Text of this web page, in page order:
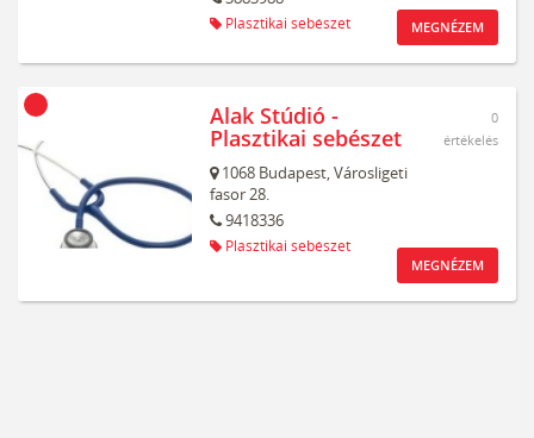
Plasztikai sebészet MEGNÉZEM
Alak Stúdió -
Plasztikai sebészet
1068 Budapest,Városligeti
fasor 28.
9418336
Plasztikai sebészet
0
értékelés
MEGNÉZEM